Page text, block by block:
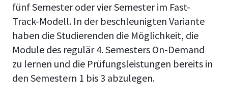
fünf Semester oder vier Semester im Fast-
Track-Modell. In der beschleunigten Variante
haben die Studierenden die Möglichkeit, die
Module des regulär 4. Semesters On-Demand
zu lernen und die Prüfungsleistungen bereits in
den Semestern 1 bis 3 abzulegen.